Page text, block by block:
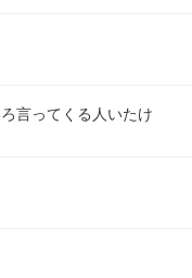
言ってくる人いたけ